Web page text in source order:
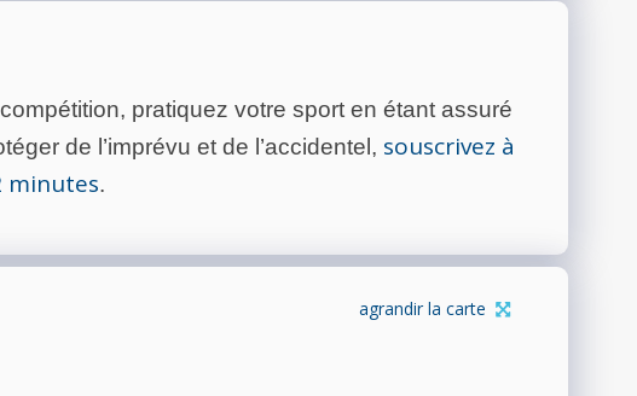
pratiquez votre sport en étant assuré
de l’imprévu et de l’accidentel, souscrivez à
minutes.
agrandir la carte